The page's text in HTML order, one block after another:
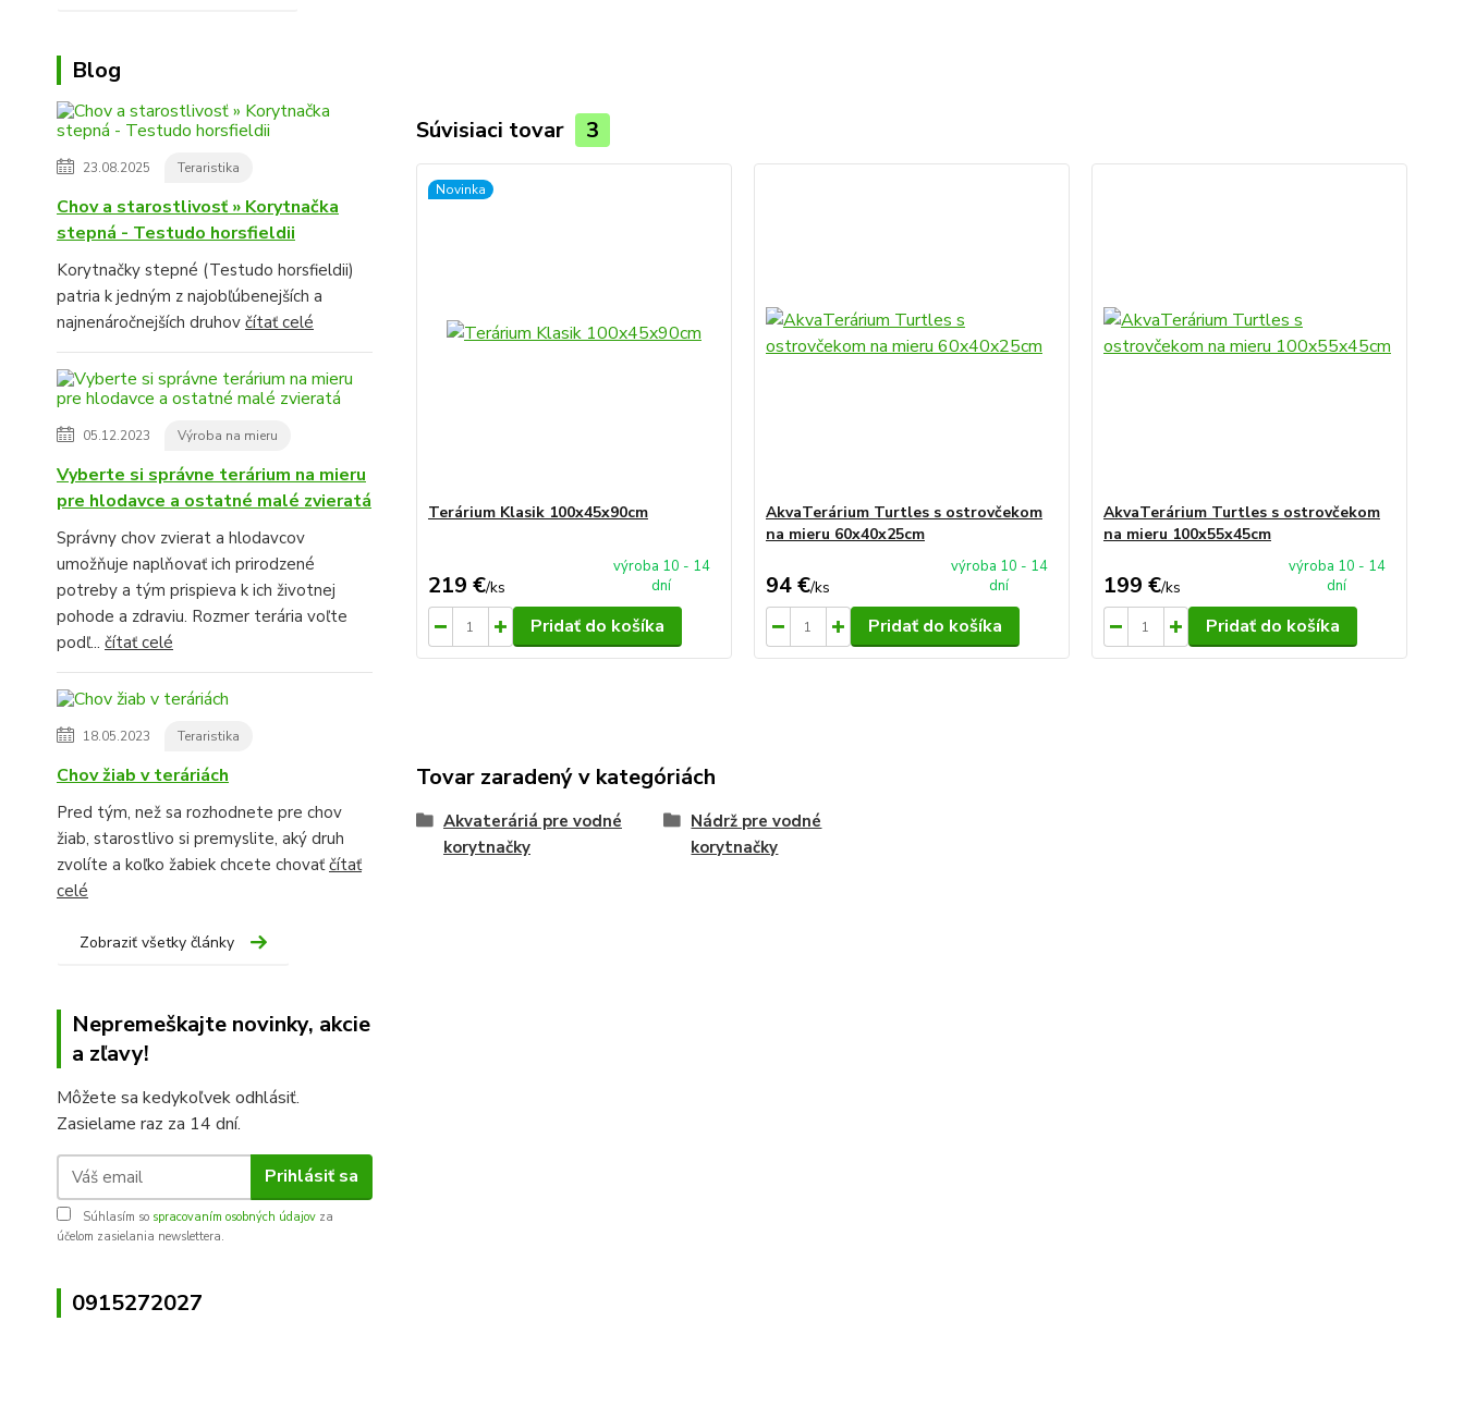
Blog
23.08.2025 Teraristika
Chov a starostlivosť » Korytnačka
stepná - Testudo horsfieldii
Korytnačky stepné (Testudo horsfieldii)
patria k jedným z najobľúbenejších a
najnenáročnejších druhov čítať celé
05.12.2023 Výroba na mieru
Vyberte si správne terárium na mieru
pre hlodavce a ostatné malé zvieratá
Správny chov zvierat a hlodavcov
umožňuje naplňovať ich prirodzené
potreby a tým prispieva k ich životnej
pohode a zdraviu. Rozmer terária voľte
podľ... čítať celé
18.05.2023 Teraristika
Chov žiab v teráriách
Pred tým, než sa rozhodnete pre chov
žiab, starostlivo si premyslite, aký druh
zvolíte a koľko žabiek chcete chovaťčítať
celé
Zobraziť všetky články
Nepremeškajte novinky, akcie
a zľavy!
Môžete sa kedykoľvek odhlásiť.
Zasielame raz za 14 dní.
Prihlásiť sa
Súhlasím so spracovaním osobných údajov za
účelom zasielania newslettera.
0915272027
Súvisiaci tovar 3
Novinka
Terárium Klasik 100x45x90cm
219 €/ks
výroba 10 - 14
dní
Pridať do košíka
AkvaTerárium Turtles s ostrovčekom
na mieru 60x40x25cm
94 €/ks
výroba 10 - 14
dní
Pridať do košíka
AkvaTerárium Turtles s ostrovčekom
na mieru 100x55x45cm
199 €/ks
výroba 10 - 14
dní
Pridať do košíka
Tovar zaradený v kategóriách
Akvateráriá pre vodné
korytnačky
Nádrž pre vodné
korytnačky